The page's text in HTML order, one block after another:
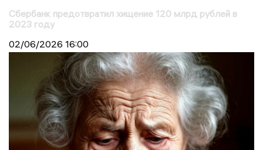
Сбербанк предотвратил хищение 120 млрд рублей в
2023 году
02/06/2026 16:00